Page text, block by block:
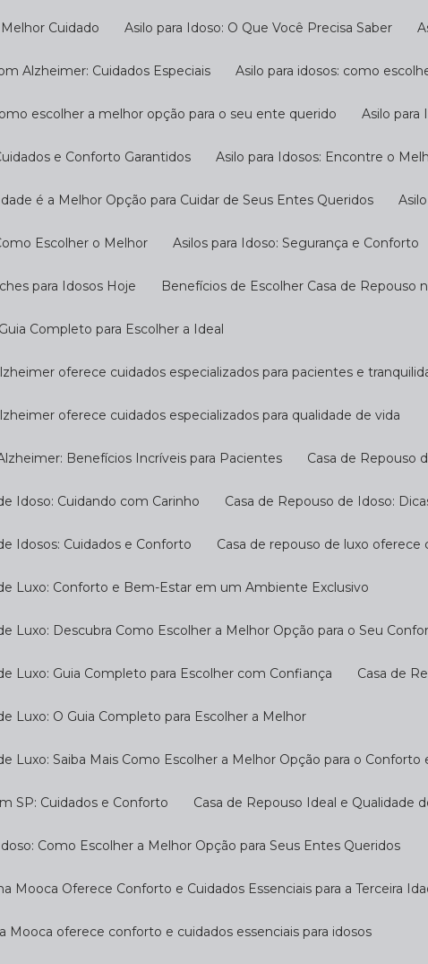
Melhor Cuidado Asilo para Idoso: O Que Você Precisa Saber
Alzheimer: Cuidados Especiais Asilo para idosos: como
escolher a melhor opção para o seu ente querido Asilo
e Conforto Garantidos Asilo para Idosos: Encontre o
Idade é a Melhor Opção para Cuidar de Seus Entes Queridos
Escolher o Melhor Asilos para Idoso: Segurança e Conforto
para Idosos Hoje Benefícios de Escolher Casa de Repouso
Guia Completo para Escolher a Ideal
oferece cuidados especializados para pacientes e
oferece cuidados especializados para qualidade de vida
Alzheimer: Benefícios Incríveis para Pacientes Casa de
Idoso: Cuidando com Carinho Casa de Repouso de Idoso:
Idosos: Cuidados e Conforto Casa de repouso de luxo
de Luxo: Conforto e Bem-Estar em um Ambiente Exclusivo
de Luxo: Descubra Como Escolher a Melhor Opção para o Seu
de Luxo: Guia Completo para Escolher com Confiança Casa de
Luxo: O Guia Completo para Escolher a Melhor
de Luxo: Saiba Mais Como Escolher a Melhor Opção para o
SP: Cuidados e Conforto Casa de Repouso Ideal e Qualidade
Idoso: Como Escolher a Melhor Opção para Seus Entes Queridos
Mooca Oferece Conforto e Cuidados Essenciais para a Terceira
Mooca oferece conforto e cuidados essenciais para idosos